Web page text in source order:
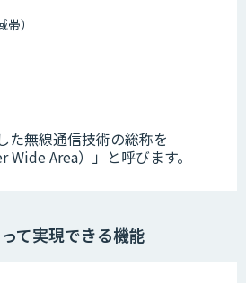
）
た無線通信技術の総称を
Wide Area）」と呼びます。
て実現できる機能